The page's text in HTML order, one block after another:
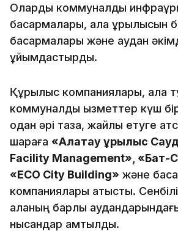
Оларды коммуналдық
басқармалары, қала құрылысын
басқармалары және аудан
ұйымдастырды.
Құрылыс компаниялары, қала
коммуналдық қызметтер күш
одан әрі таза, жайлы етуге
шараға «Алатау Құрылыс
Facility Management», «Бат-
«ECO City Building» және
компаниялары қатысты.
қаланың барлық
нысандар қамтылды.